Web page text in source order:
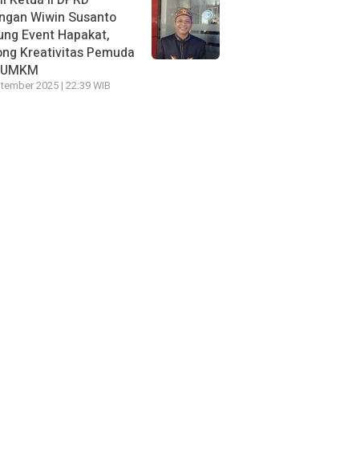
Wiwin Susanto
Event Hapakat,
Kreativitas Pemuda
2025 | 22:39 WIB